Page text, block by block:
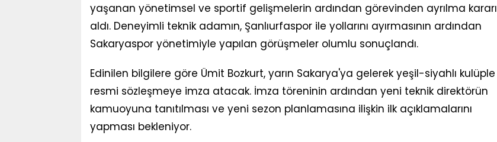
yaşanan yönetimsel ve sportif gelişmelerin ardından görevinden ayrılma kararı
aldı. Deneyimli teknik adamın, Şanlıurfaspor ile yollarını ayırmasının ardından
Sakaryaspor yönetimiyle yapılan görüşmeler olumlu sonuçlandı.
Edinilen bilgilere göre Ümit Bozkurt, yarın Sakarya'ya gelerek yeşil-siyahlı kulüple
resmi sözleşmeye imza atacak. İmza töreninin ardından yeni teknik direktörün
kamuoyuna tanıtılması ve yeni sezon planlamasına ilişkin ilk açıklamalarını
yapması bekleniyor.